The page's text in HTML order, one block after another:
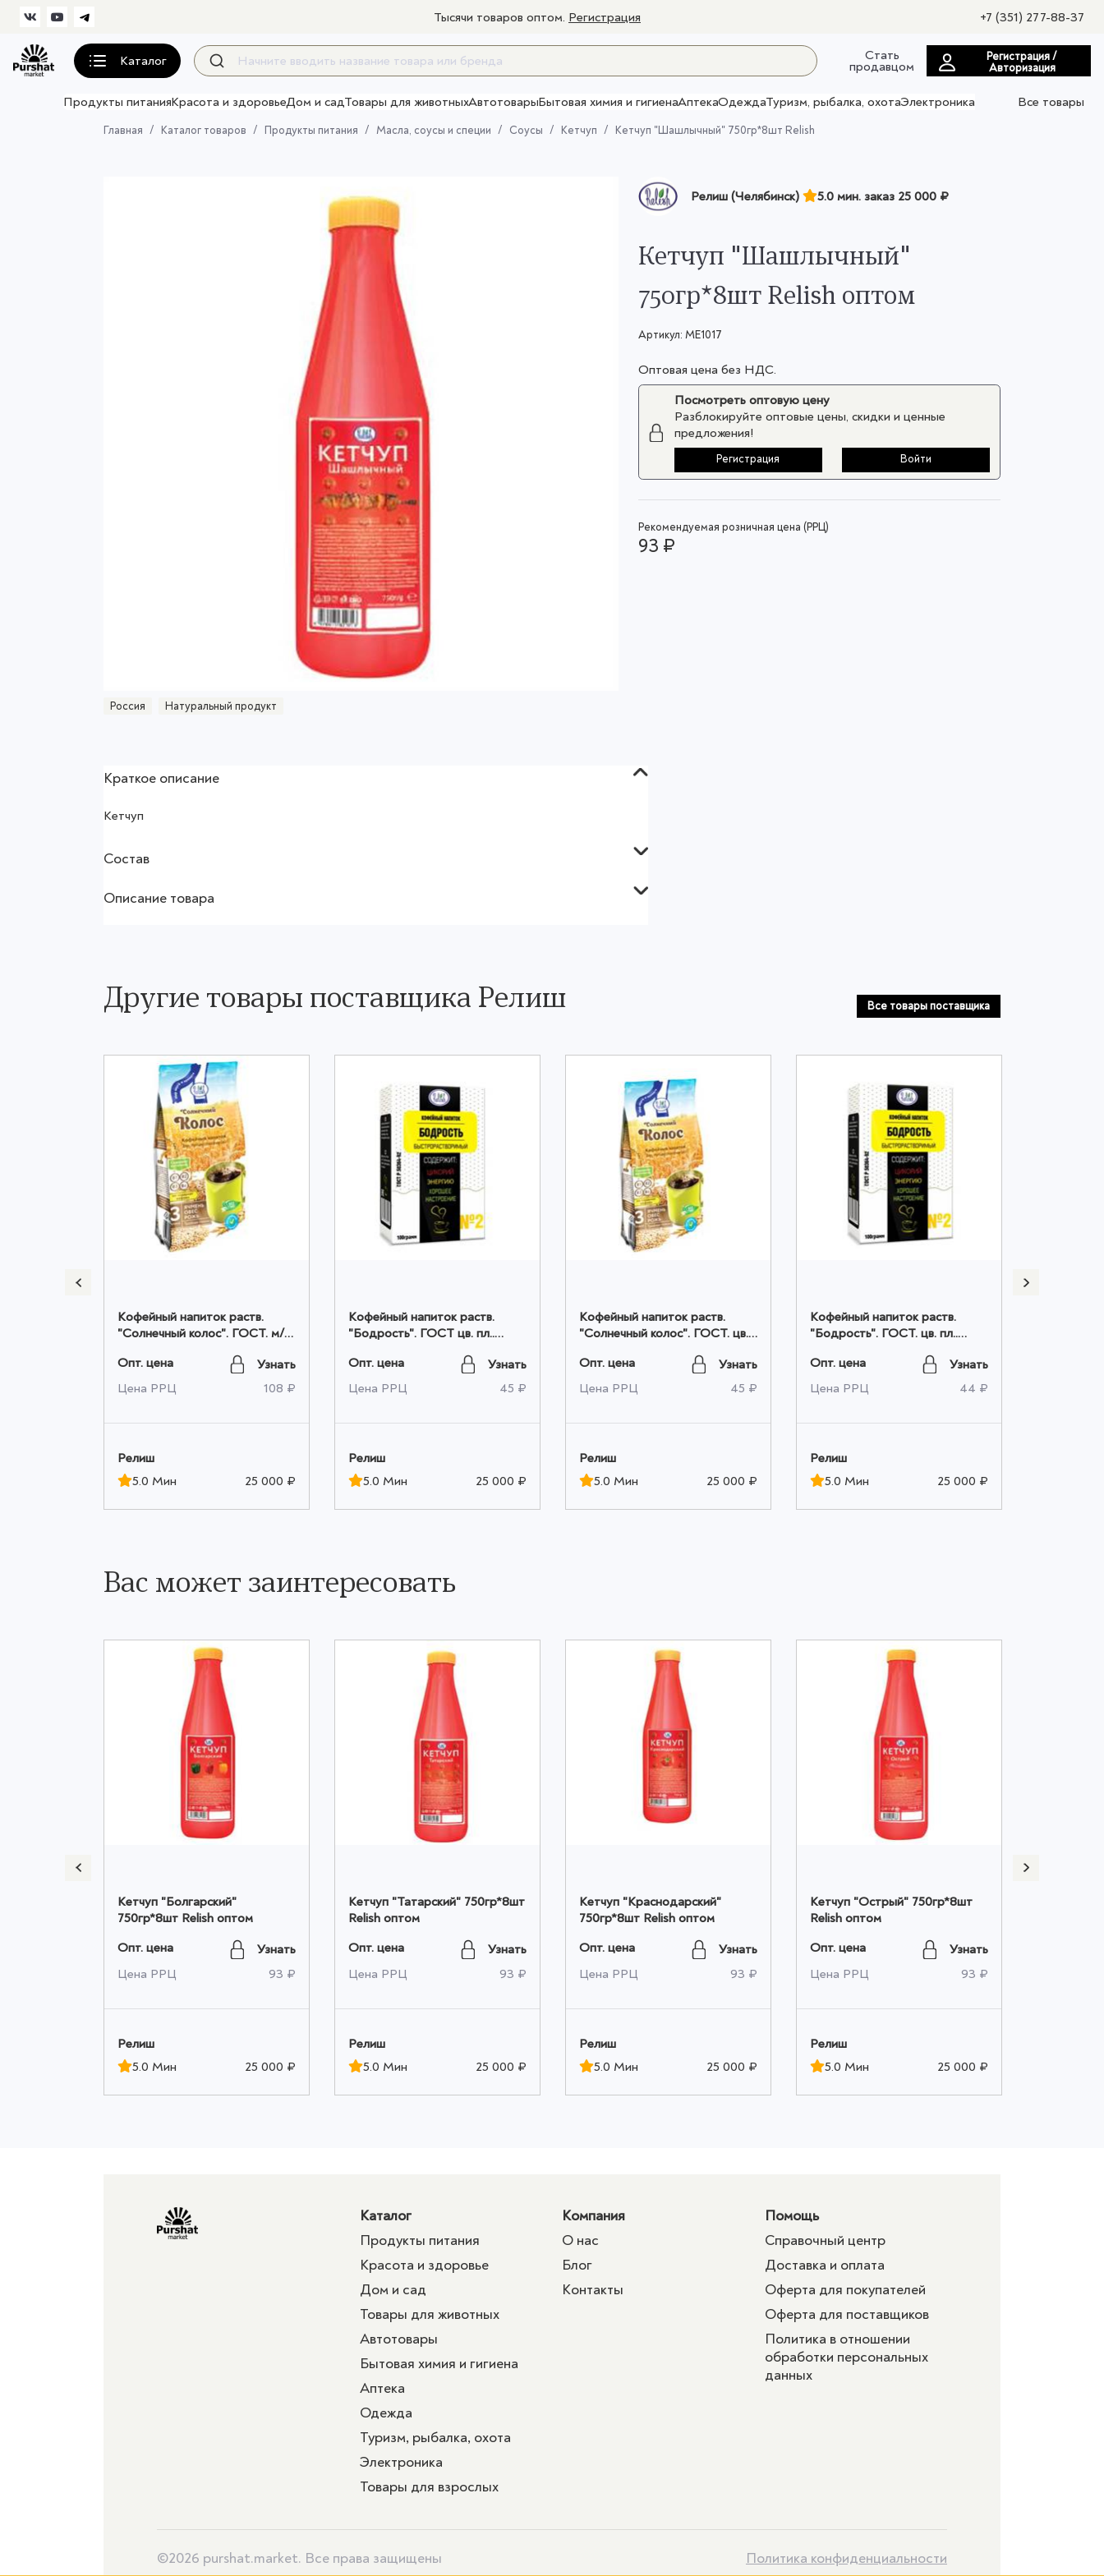
Тысячи товаров оптом. Регистрация +7 (351) 277-88-37
Каталог Стать
продавцом
Регистрация /
Авторизация
Продукты питанияКрасота и здоровьеДом и садТовары для животныхАвтотоварыБытовая химия и гигиенаАптекаОдеждаТуризм, рыбалка, охотаЭлектроника
Все товары
Главная Каталог товаров Продукты питания Масла, соусы и специи Соусы Кетчуп Кетчуп "Шашлычный" 750гр*8шт Relish
Россия Натуральный продукт
Релиш (Челябинск) 5.0 мин. заказ25 000 ₽
Кетчуп "Шашлычный"
750гр*8шт Relish оптом
Артикул: МЕ1017
Оптовая цена без НДС.
Посмотреть оптовую цену
Разблокируйте оптовые цены, скидки и ценные
предложения!
Регистрация Войти
Рекомендуемая розничная цена (РРЦ)
93 ₽
Краткое описание
Кетчуп
Состав
Описание товара
Другие товары поставщика Релиш Все товары поставщика
Кофейный напиток раств.
"Солнечный колос". ГОСТ. м/у
Опт. цена
Узнать
Цена РРЦ
108 ₽
Релиш
5.0 Мин
25 000 ₽
Кофейный напиток раств.
"Бодрость". ГОСТ цв. пл..
Опт. цена
Узнать
Цена РРЦ
45 ₽
Релиш
5.0 Мин
25 000 ₽
Кофейный напиток раств.
"Солнечный колос". ГОСТ. цв.
Опт. цена
Узнать
Цена РРЦ
45 ₽
Релиш
5.0 Мин
25 000 ₽
Кофейный напиток раств.
"Бодрость". ГОСТ. цв. пл..
Опт. цена
Узнать
Цена РРЦ
44 ₽
Релиш
5.0 Мин
25 000 ₽
Вас может заинтересовать
Кетчуп "Болгарский"
750гр*8шт Relish оптом
Опт. цена
Узнать
Цена РРЦ
93 ₽
Релиш
5.0 Мин
25 000 ₽
Кетчуп "Татарский" 750гр*8шт
Relish оптом
Опт. цена
Узнать
Цена РРЦ
93 ₽
Релиш
5.0 Мин
25 000 ₽
Кетчуп "Краснодарский"
750гр*8шт Relish оптом
Опт. цена
Узнать
Цена РРЦ
93 ₽
Релиш
5.0 Мин
25 000 ₽
Кетчуп "Острый" 750гр*8шт
Relish оптом
Опт. цена
Узнать
Цена РРЦ
93 ₽
Релиш
5.0 Мин
25 000 ₽
Каталог
Продукты питания
Красота и здоровье
Дом и сад
Товары для животных
Автотовары
Бытовая химия и гигиена
Аптека
Одежда
Туризм, рыбалка, охота
Электроника
Товары для взрослых
Компания
О нас
Блог
Контакты
Помощь
Справочный центр
Доставка и оплата
Оферта для покупателей
Оферта для поставщиков
Политика в отношении
обработки персональных
данных
©2026 purshat.market. Все права защищены Политика конфиденциальности